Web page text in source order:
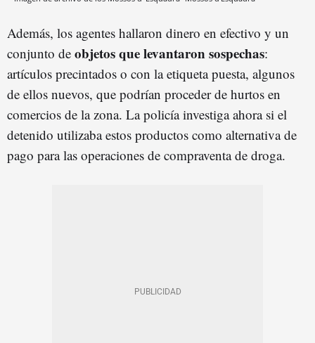
Además, los agentes hallaron dinero en efectivo y un
conjunto de objetos que levantaron sospechas:
artículos precintados o con la etiqueta puesta, algunos
de ellos nuevos, que podrían proceder de hurtos en
comercios de la zona. La policía investiga ahora si el
detenido utilizaba estos productos como alternativa de
pago para las operaciones de compraventa de droga.